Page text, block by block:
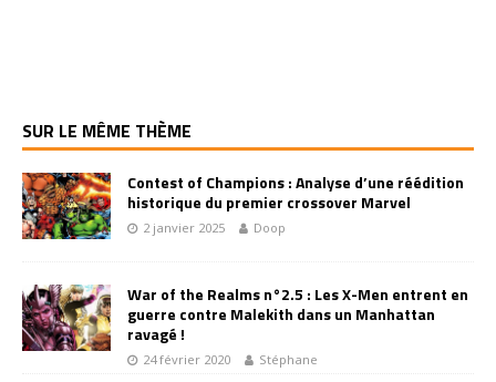
SUR LE MÊME THÈME
Contest of Champions : Analyse d’une réédition
historique du premier crossover Marvel
2 janvier 2025 Doop
War of the Realms n°2.5 : Les X-Men entrent en
guerre contre Malekith dans un Manhattan
ravagé !
24 février 2020 Stéphane